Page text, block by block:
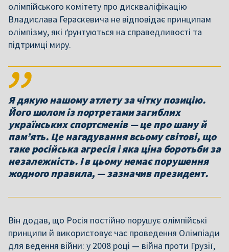
олімпійського комітету про дискваліфікацію
Владислава Гераскевича не відповідає принципам
олімпізму, які ґрунтуються на справедливості та
підтримці миру.
Я дякую нашому атлету за чітку позицію.
Його шолом із портретами загиблих
українських спортсменів — це про шану й
памʼять. Це нагадування всьому світові, що
таке російська агресія і яка ціна боротьби за
незалежність. І в цьому немає порушення
жодного правила, — зазначив президент.
Він додав, що Росія постійно порушує олімпійські
принципи й використовує час проведення Олімпіади
для ведення війни: у 2008 році — війна проти Грузії,